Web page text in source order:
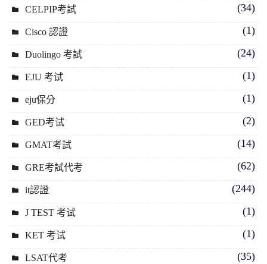
CELPIP考試 (34)
Cisco 認證 (1)
Duolingo 考試 (24)
EJU 考试 (1)
eju保分 (1)
GED考试 (2)
GMAT考試 (14)
GRE考試代考 (62)
it認證 (244)
J TEST 考试 (1)
KET 考试 (1)
LSAT代考 (35)